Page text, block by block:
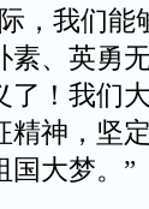
，我们能
素、英勇
了！我们
精神，坚
国大梦。”